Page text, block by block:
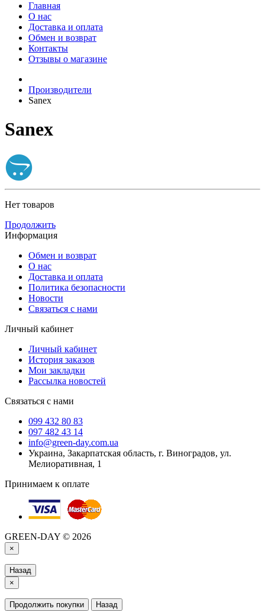
Главная
О нас
Доставка и оплата
Обмен и возврат
Контакты
Отзывы о магазине
Производители
Sanex
Sanex
Нет товаров
Продолжить
Информация
Обмен и возврат
О нас
Доставка и оплата
Политика безопасности
Новости
Связаться с нами
Личный кабинет
Личный кабинет
История заказов
Мои закладки
Рассылка новостей
Связаться с нами
099 432 80 83
097 482 43 14
info@green-day.com.ua
Украина, Закарпатская область, г. Виноградов, ул.
Мелиоративная, 1
Принимаем к оплате
GREEN-DAY © 2026
×
Назад
×
Продолжить покупки Назад